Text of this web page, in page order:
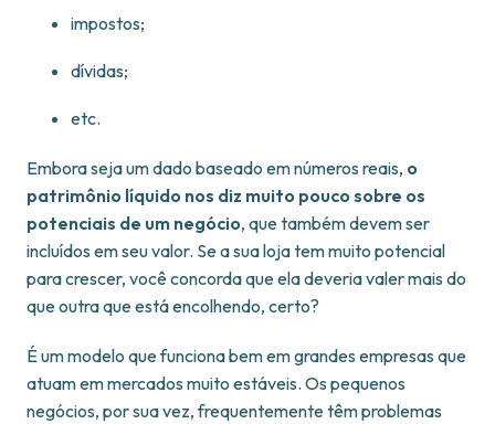
impostos;
dívidas;
etc.
Embora seja um dado baseado em números reais, o
patrimônio líquido nos diz muito pouco sobre os
potenciais de um negócio, que também devem ser
incluídos em seu valor. Se a sua loja tem muito potencial
para crescer, você concorda que ela deveria valer mais do
que outra que está encolhendo, certo?
É um modelo que funciona bem em grandes empresas que
atuam em mercados muito estáveis. Os pequenos
negócios, por sua vez, frequentemente têm problemas